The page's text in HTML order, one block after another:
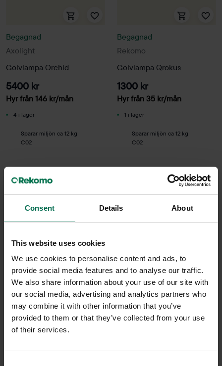
Consent Details About
This website uses cookies
We use cookies to personalise content and ads, to
provide social media features and to analyse our traffic.
We also share information about your use of our site with
our social media, advertising and analytics partners who
may combine it with other information that you’ve
provided to them or that they’ve collected from your use
of their services.
Axolight
Begagnad
Golvlampa Orchid
5400 kr
Hyr från 146 kr/mån
4 i lager
Sparar miljön ca 12 kg
C02
Rekomo
Begagnad
Golvlampa Qrokus
1300 kr
Hyr från 35 kr/mån
1 i lager
Sparar miljön ca 12 kg
C02
Rekomo
Begagnad
Golvlampa Qrokus
1300 kr
Rekomo
Golvlampa Qrokus